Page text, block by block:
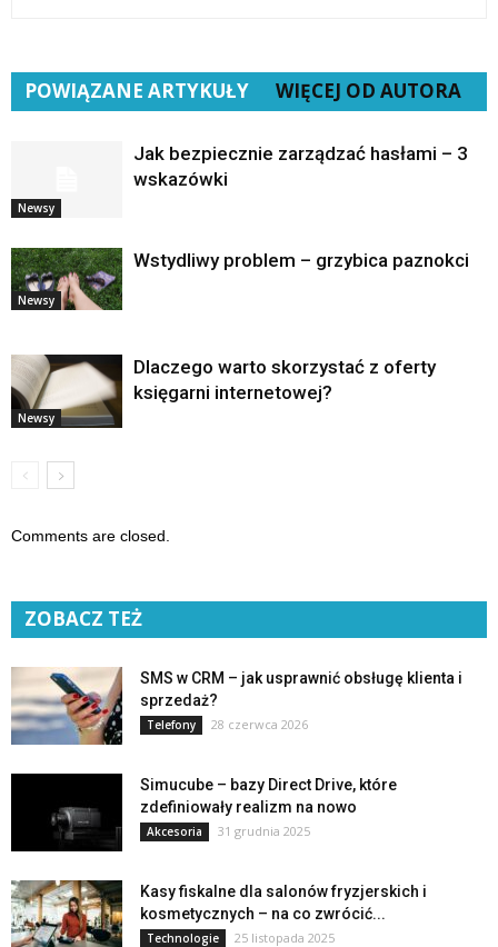
POWIĄZANE ARTYKUŁY WIĘCEJ OD AUTORA
Newsy
Jak bezpiecznie zarządzać hasłami – 3
wskazówki
Newsy
Wstydliwy problem – grzybica paznokci
Newsy
Dlaczego warto skorzystać z oferty
księgarni internetowej?
Comments are closed.
ZOBACZ TEŻ
SMS w CRM – jak usprawnić obsługę klienta i
sprzedaż?
Telefony 28 czerwca 2026
Simucube – bazy Direct Drive, które
zdefiniowały realizm na nowo
Akcesoria 31 grudnia 2025
Kasy fiskalne dla salonów fryzjerskich i
kosmetycznych – na co zwrócić...
Technologie 25 listopada 2025